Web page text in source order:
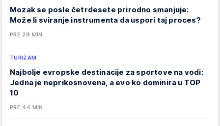
Mozak se posle četrdesete prirodno smanjuje:
Može li sviranje instrumenta da uspori taj proces?
PRE 29 MIN
TURIZAM
Najbolje evropske destinacije za sportove na vodi:
Jedna je neprikosnovena, a evo ko dominira u TOP
10
PRE 44 MIN